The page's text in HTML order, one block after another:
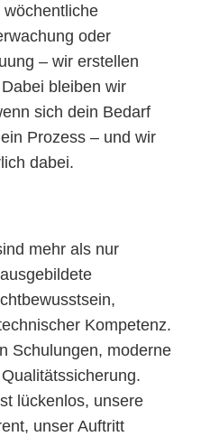
oder
– wir erstellen
bleiben wir
sich dein Bedarf
Prozess – und wir
dabei.
mehr als nur
Kompetenz.
Schulungen, moderne
lückenlos, unsere
unser Auftritt